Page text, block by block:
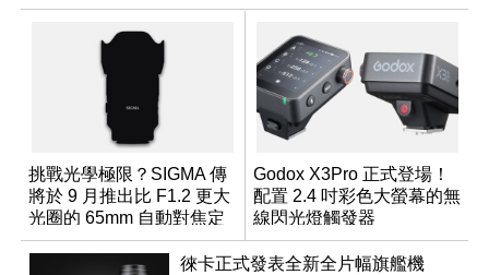
挑戰光學極限？SIGMA 傳
將於 9 月推出比 F1.2 更大
光圈的 65mm 自動對焦定
焦鏡
Godox X3Pro 正式登場！
配置 2.4 吋彩色大螢幕的無
線閃光燈觸發器
徠卡正式發表全新全片幅旗艦機